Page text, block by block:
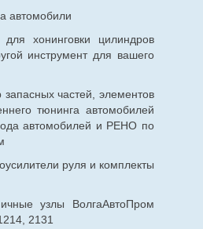
автомобили
хонинговки цилиндров
инструмент для вашего
частей, элементов
тюнинга автомобилей
автомобилей и РЕНО по
руля и комплекты
узлы ВолгаАвтоПром
2131